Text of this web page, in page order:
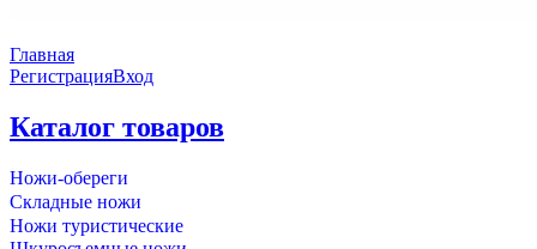
Главная
РегистрацияВход
Каталог товаров
Ножи-обереги
Складные ножи
Ножи туристические